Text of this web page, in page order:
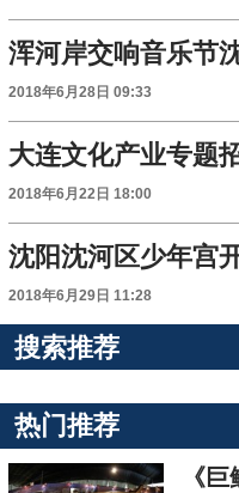
浑河岸交响音乐节
2018年6月28日 09:33
大连文化产业专题
2018年6月22日 18:00
沈阳沈河区少年宫
2018年6月29日 11:28
搜索推荐
热门推荐
《